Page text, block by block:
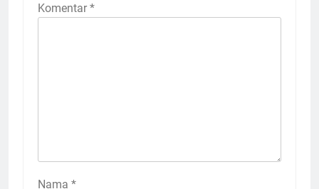
Komentar *
Nama *